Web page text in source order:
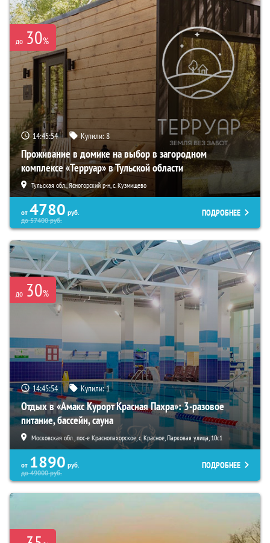
до 30%
14:45:53 Купили:8
Проживание в домике на выбор в загородном
комплексе «Терруар» в Тульской области
Тульская обл., Ясногорский р-н, с. Кузмищево
от 4780 руб.
до57400руб.
ПОДРОБНЕЕ
до 30%
14:45:53 Купили:1
Отдых в «Амакс Курорт ‎Красная Пахра»: 3-разовое
питание, бассейн, сауна
Московская обл., пос-е Краснопахорское, с. Красное, Парковая улица, 10с1
от 1890 руб.
до49000руб.
ПОДРОБНЕЕ